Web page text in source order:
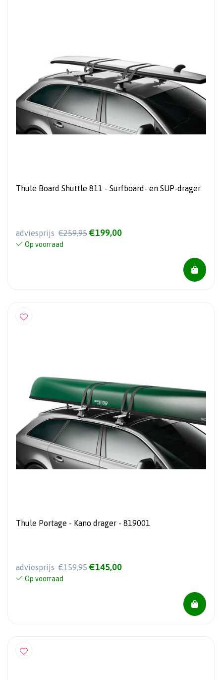
Thule Board Shuttle 811 - Surfboard- en SUP-drager
adviesprijs €259,95 €199,00
Op voorraad
Thule Portage - Kano drager - 819001
adviesprijs €159,95 €145,00
Op voorraad